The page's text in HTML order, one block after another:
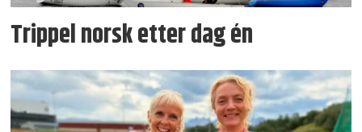
Trippel norsk etter dag én